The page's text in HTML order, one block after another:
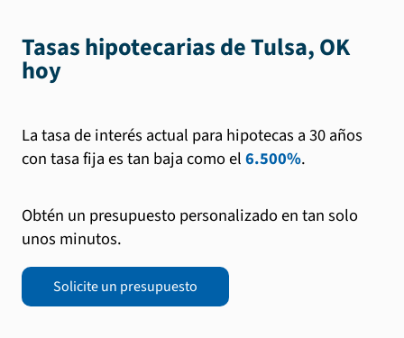
Tasas hipotecarias de Tulsa, OK
hoy
La tasa de interés actual para hipotecas a 30 años
con tasa fija es tan baja como el6.500%.
Obtén un presupuesto personalizado en tan solo
unos minutos.
Solicite un presupuesto